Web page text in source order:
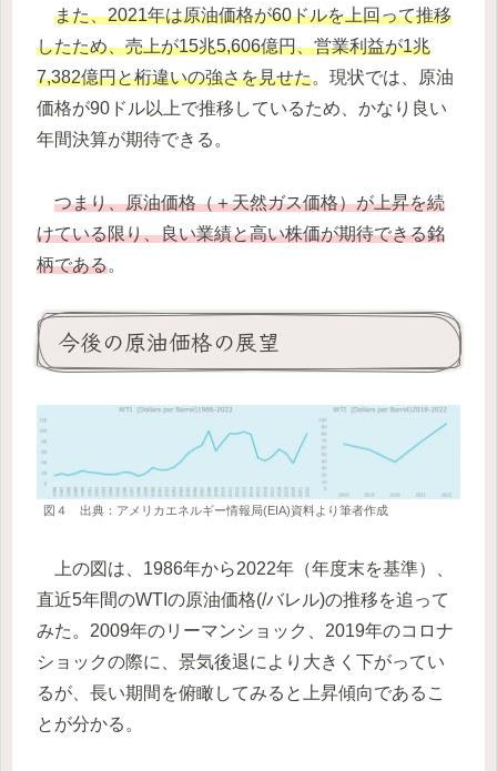
また、2021年は原油価格が60ドルを上回って推移
したため、売上が15兆5,606億円、営業利益が1兆
7,382億円と桁違いの強さを見せた。現状では、原油
価格が90ドル以上で推移しているため、かなり良い
年間決算が期待できる。
つまり、原油価格（＋天然ガス価格）が上昇を続
けている限り、良い業績と高い株価が期待できる銘
柄である。
今後の原油価格の展望
図４ 出典：アメリカエネルギー情報局(EIA)資料より筆者作成
上の図は、1986年から2022年（年度末を基準）、
直近5年間のWTIの原油価格(/バレル)の推移を追って
みた。2009年のリーマンショック、2019年のコロナ
ショックの際に、景気後退により大きく下がってい
るが、長い期間を俯瞰してみると上昇傾向であるこ
とが分かる。